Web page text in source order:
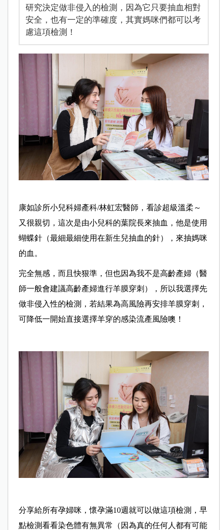
研究決定做非侵入的檢測，因為它只要抽血相對
安全，也有一定的準確度，其實媽咪們都可以考
慮這項檢測！
康如診所小兒科婦產科/林虹宏醫師，看診超級溫柔～
又很親切， 這次是由小兒科的葉院長來抽血， 他是使用
蝴蝶針（最細最細使用在新生兒抽血的針），來抽媽咪
的血。
完全無感，而且快狠準， 但也因為我不是高齡產婦（醫
師一般會建議高齡產婦進行羊膜穿刺）， 所以我選擇先
做非侵入性的檢測， 若結果為高風險再安排羊膜穿刺，
可降低一開始直接選擇羊穿的感染流產風險噢！
分享給所有孕婦咪，懷孕滿10週就可以做這項檢測， 早
點檢測看看染色體有無異常
（因為真的任何人都有可能